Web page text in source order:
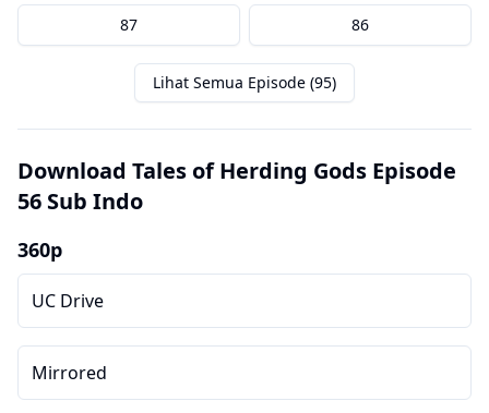
87 86
Lihat Semua Episode (95)
Download Tales of Herding Gods Episode
56 Sub Indo
360p
UC Drive
Mirrored